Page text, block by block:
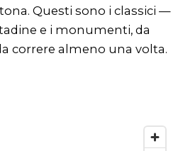
Questi sono i classici —
e i monumenti, da
correre almeno una volta.